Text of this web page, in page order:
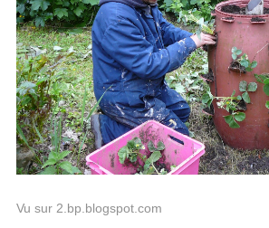
Vu sur 2.bp.blogspot.com